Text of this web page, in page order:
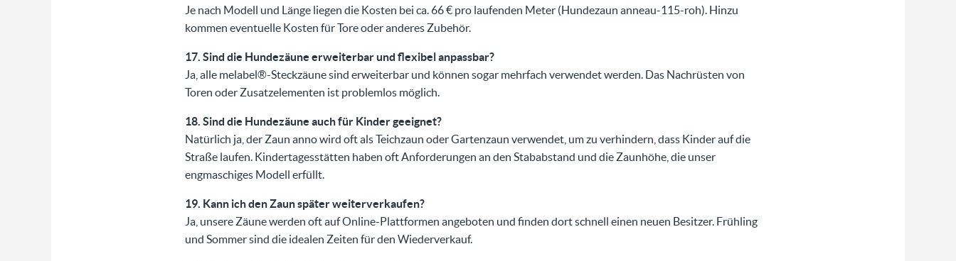
Je nach Modell und Länge liegen die Kosten bei ca. 66 € pro laufenden Meter (Hundezaun anneau-115-roh). Hinzu
kommen eventuelle Kosten für Tore oder anderes Zubehör.
17. Sind die Hundezäune erweiterbar und flexibel anpassbar?
Ja, alle melabel®-Steckzäune sind erweiterbar und können sogar mehrfach verwendet werden. Das Nachrüsten von
Toren oder Zusatzelementen ist problemlos möglich.
18. Sind die Hundezäune auch für Kinder geeignet?
Natürlich ja, der Zaun anno wird oft als Teichzaun oder Gartenzaun verwendet, um zu verhindern, dass Kinder auf die
Straße laufen. Kindertagesstätten haben oft Anforderungen an den Stababstand und die Zaunhöhe, die unser
engmaschiges Modell erfüllt.
19. Kann ich den Zaun später weiterverkaufen?
Ja, unsere Zäune werden oft auf Online-Plattformen angeboten und finden dort schnell einen neuen Besitzer. Frühling
und Sommer sind die idealen Zeiten für den Wiederverkauf.